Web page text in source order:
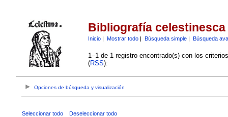
Bibliografía celestinesca
Inicio| Mostrar todo| Búsqueda simple| Búsqueda
1–1 de 1 registro encontrado(s) con los
(RSS):
Opciones de búsqueda y visualización
Seleccionar todo Deseleccionar todo